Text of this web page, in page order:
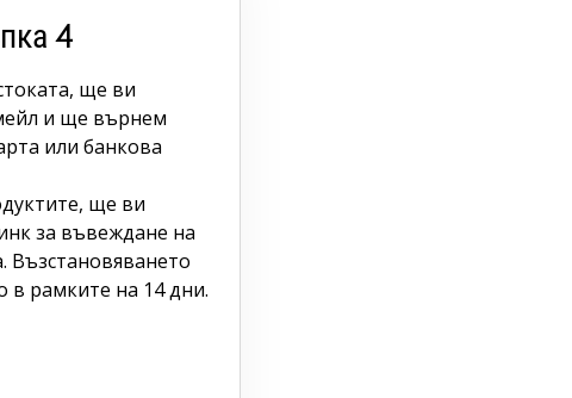
4
ще ви
и ще върнем
или банкова
ще ви
за въвеждане на
Възстановяването
в рамките на 14 дни.